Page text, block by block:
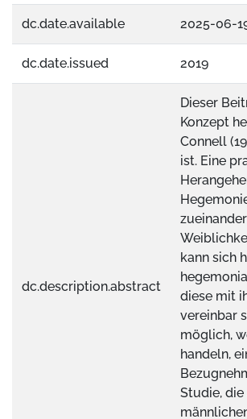
dc.date.available 2025-06-
dc.date.issued 2019
dc.description.abstract
Dieser
Konzept
Connell
ist. Eine
kann sich
diese mit
vereinbar
möglich,
handeln,
Studie, die